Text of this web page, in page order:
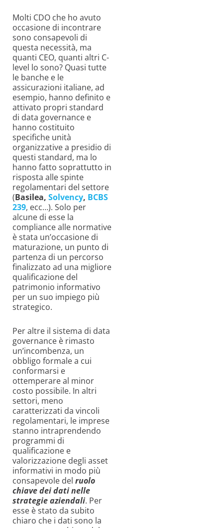
Molti CDO che ho avuto
occasione di incontrare
sono consapevoli di
questa necessità, ma
quanti CEO, quanti altri C-
level lo sono? Quasi tutte
le banche e le
assicurazioni italiane, ad
esempio, hanno definito e
attivato propri standard
di data governance e
hanno costituito
specifiche unità
organizzative a presidio di
questi standard, ma lo
hanno fatto soprattutto in
risposta alle spinte
regolamentari del settore
(Basilea, Solvency, BCBS
239, ecc…). Solo per
alcune di esse la
compliance alle normative
è stata un’occasione di
maturazione, un punto di
partenza di un percorso
finalizzato ad una migliore
qualificazione del
patrimonio informativo
per un suo impiego più
strategico.
Per altre il sistema di data
governance è rimasto
un’incombenza, un
obbligo formale a cui
conformarsi e
ottemperare al minor
costo possibile. In altri
settori, meno
caratterizzati da vincoli
regolamentari, le imprese
stanno intraprendendo
programmi di
qualificazione e
valorizzazione degli asset
informativi in modo più
consapevole del ruolo
chiave dei dati nelle
strategie aziendali. Per
esse è stato da subito
chiaro che i dati sono la